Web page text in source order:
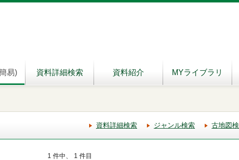
易) 資料詳細検索 資料紹介 MYライブラリ
資料詳細検索 ジャンル検索 古地図
1 件中、 1 件目